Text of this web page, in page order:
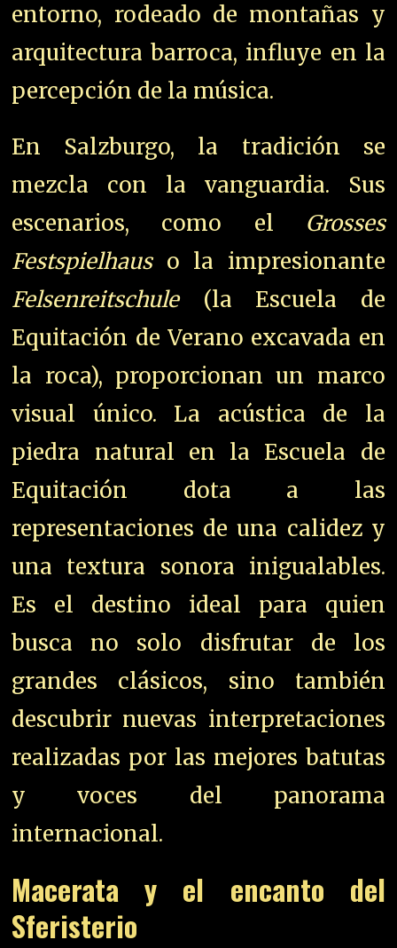
entorno, rodeado de montañas y
arquitectura barroca, influye en la
percepción de la música.
En Salzburgo, la tradición se
mezcla con la vanguardia. Sus
escenarios, como el Grosses
Festspielhauso la impresionante
Felsenreitschule(la Escuela de
Equitación de Verano excavada en
la roca), proporcionan un marco
visual único. La acústica de la
piedra natural en la Escuela de
Equitación dota a las
representaciones de una calidez y
una textura sonora inigualables.
Es el destino ideal para quien
busca no solo disfrutar de los
grandes clásicos, sino también
descubrir nuevas interpretaciones
realizadas por las mejores batutas
y voces del panorama
internacional.
Macerata y el encanto del
Sferisterio